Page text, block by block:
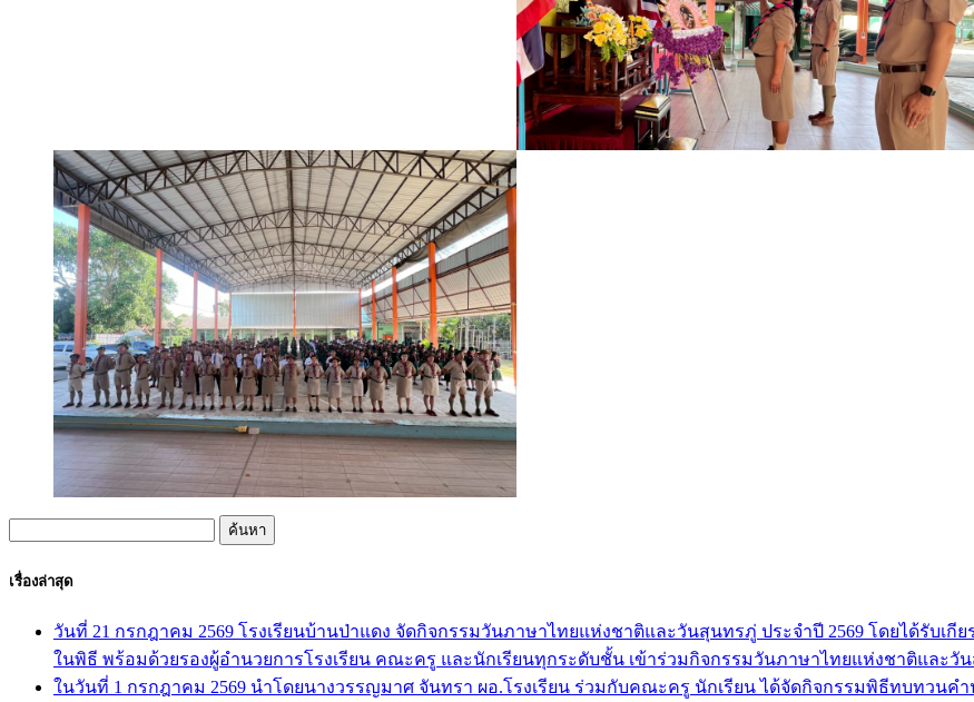
เรื่องล่าสุด
วันที่ 21 กรกฎาคม 2569 โรงเรียนบ้านป่าแดง จัดกิจกรรมวันภาษาไทยแห่งชาติและวันสุนทรภู่ ประจำปี 2569 โดยได้รับเ
ในพิธี พร้อมด้วยรองผู้อำนวยการโรงเรียน คณะครู และนักเรียนทุกระดับชั้น เข้าร่วมกิจกรรมวันภาษาไทยแห่งชาติและวัน
ในวันที่ 1 กรกฎาคม 2569 นำโดยนางวรรญมาศ จันทรา ผอ.โรงเรียน ร่วมกับคณะครู นักเรียน ได้จัดกิจกรรมพิธีทบทวน